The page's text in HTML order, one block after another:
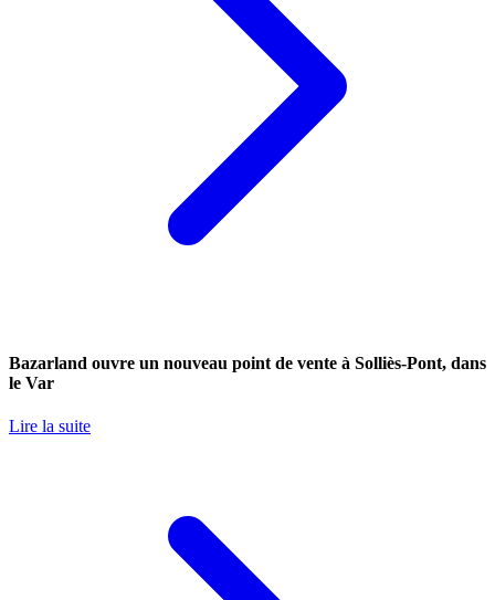
Bazarland ouvre un nouveau point de vente à Solliès-Pont, dans
le Var
Lire la suite